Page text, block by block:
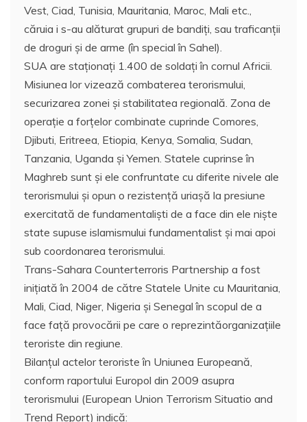
Vest, Ciad, Tunisia, Mauritania, Maroc, Mali etc.,
căruia i s-au alăturat grupuri de bandiţi, sau traficanţii
de droguri şi de arme (în special în Sahel).
SUA are staţionaţi 1.400 de soldaţi în cornul Africii.
Misiunea lor vizează combaterea terorismului,
securizarea zonei şi stabilitatea regională. Zona de
operaţie a forţelor combinate cuprinde Comores,
Djibuti, Eritreea, Etiopia, Kenya, Somalia, Sudan,
Tanzania, Uganda şi Yemen. Statele cuprinse în
Maghreb sunt şi ele confruntate cu diferite nivele ale
terorismului şi opun o rezistenţă uriaşă la presiune
exercitată de fundamentalişti de a face din ele nişte
state supuse islamismului fundamentalist şi mai apoi
sub coordonarea terorismului.
Trans-Sahara Counterterroris Partnership a fost
iniţiată în 2004 de către Statele Unite cu Mauritania,
Mali, Ciad, Niger, Nigeria şi Senegal în scopul de a
face faţă provocării pe care o reprezintăorganizaţiile
teroriste din regiune.
Bilanţul actelor teroriste în Uniunea Europeană,
conform raportului Europol din 2009 asupra
terorismului (European Union Terrorism Situatio and
Trend Report) indică: